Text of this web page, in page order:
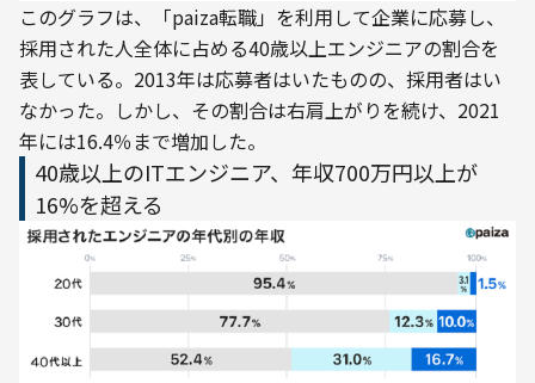
このグラフは、「paiza転職」を利用して企業に応募し、
採用された人全体に占める40歳以上エンジニアの割合を
表している。2013年は応募者はいたものの、採用者はい
なかった。しかし、その割合は右肩上がりを続け、2021
年には16.4％まで増加した。
40歳以上のITエンジニア、年収700万円以上が
16%を超える